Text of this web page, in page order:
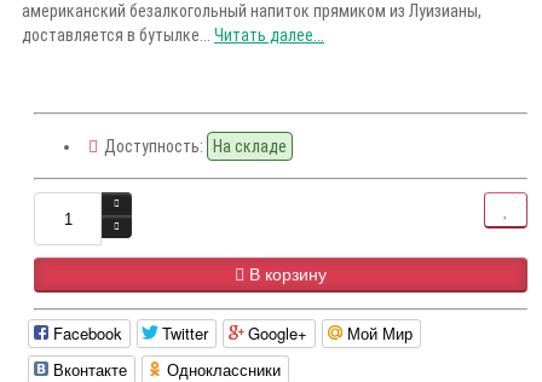
американский безалкогольный напиток прямиком из Луизианы,
доставляется в бутылке... Читать далее...
Доступность: На складе
В корзину
Facebook Twitter Google+
Мой Мир
Вконтакте
Одноклассники